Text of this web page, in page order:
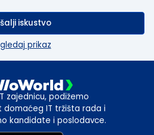
iskustvo
prikaz
zajednicu, podižemo
IT tržišta rada i
kandidate i poslodavce.